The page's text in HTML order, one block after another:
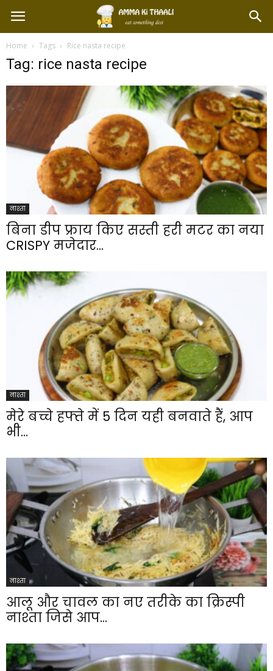
Home Tags Rice nasta recipe
Tag: rice nasta recipe
नाश्ता
बिना डीप फ्राय किए सस्ती हरी मटर का नया
CRISPY मजेदार...
नाश्ता
मेरे बच्चे हफ्ते में 5 दिन यही बनवाते हैं, आप
भी...
नाश्ता
आलू और चावल का नए तरीके का क्रिस्पी
नाश्ता जिसे आप...